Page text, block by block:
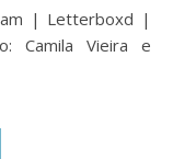
| Letterboxd |
Camila Vieira e